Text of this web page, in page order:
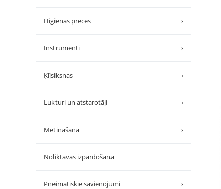
Higiēnas preces ›
Instrumenti ›
Ķīļsiksnas ›
Lukturi un atstarotāji ›
Metināšana ›
Noliktavas izpārdošana
Pneimatiskie savienojumi ›